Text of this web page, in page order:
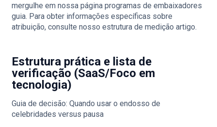
mergulhe em nossa página programas de embaixadores
guia. Para obter informações específicas sobre
atribuição, consulte nosso estrutura de medição artigo.
Estrutura prática e lista de
verificação (SaaS/Foco em
tecnologia)
Guia de decisão: Quando usar o endosso de
celebridades versus pausa